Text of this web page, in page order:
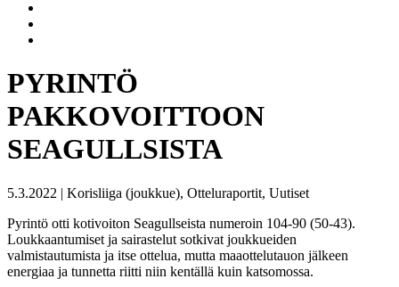
PYRINTÖ
PAKKOVOITTOON
SEAGULLSISTA
5.3.2022 | Korisliiga (joukkue), Otteluraportit, Uutiset
Pyrintö otti kotivoiton Seagullseista numeroin 104-90 (50-43).
Loukkaantumiset ja sairastelut sotkivat joukkueiden
valmistautumista ja itse ottelua, mutta maaottelutauon jälkeen
energiaa ja tunnetta riitti niin kentällä kuin katsomossa.